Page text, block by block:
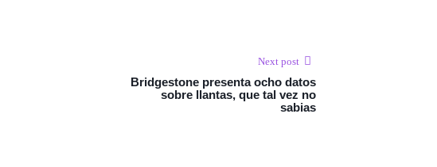
Next post
Bridgestone presenta ocho datos
sobre llantas, que tal vez no
sabias